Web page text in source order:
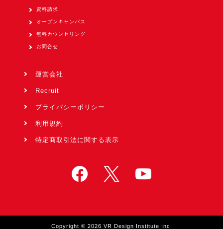
資料請求
オープンキャンパス
無料カウンセリング
お問合せ
運営会社
Recruit
プライバシーポリシー
利用規約
特定商取引法に関する表示
Copyright © 2026 VR Design Institute Inc.